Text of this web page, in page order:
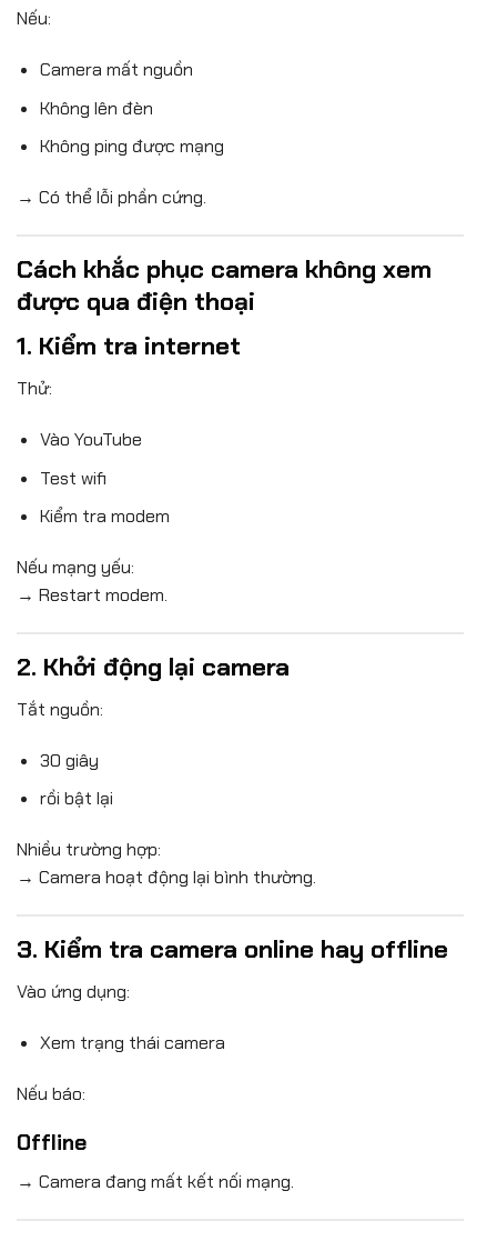
Nếu:
Camera mất nguồn
Không lên đèn
Không ping được mạng
→ Có thể lỗi phần cứng.
Cách khắc phục camera không xem
được qua điện thoại
1. Kiểm tra internet
Thử:
Vào YouTube
Test wifi
Kiểm tra modem
Nếu mạng yếu:
→ Restart modem.
2. Khởi động lại camera
Tắt nguồn:
30 giây
rồi bật lại
Nhiều trường hợp:
→ Camera hoạt động lại bình thường.
3. Kiểm tra camera online hay offline
Vào ứng dụng:
Xem trạng thái camera
Nếu báo:
Offline
→ Camera đang mất kết nối mạng.